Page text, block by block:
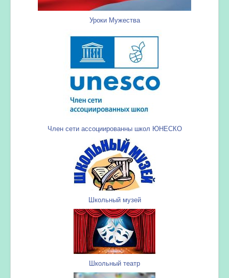
Уроки Мужества
Член сети ассоциированны школ ЮНЕСКО
Школьный музей
Школьный театр